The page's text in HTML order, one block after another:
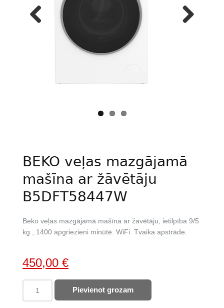
BEKO veļas mazgājamā
mašīna ar žāvētāju
B5DFT58447W
Beko veļas mazgājamā mašīna ar žavētāju, ietilpība 9/5
kg , 1400 apgriezieni minūtē. WiFi. Tvaika apstrāde.
Original
price
was:
450,00 €Current
price
is:
veļas
Pievienot grozam